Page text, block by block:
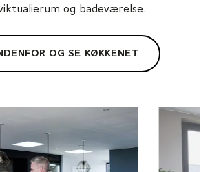
og badeværelse.
OG SE KØKKENET